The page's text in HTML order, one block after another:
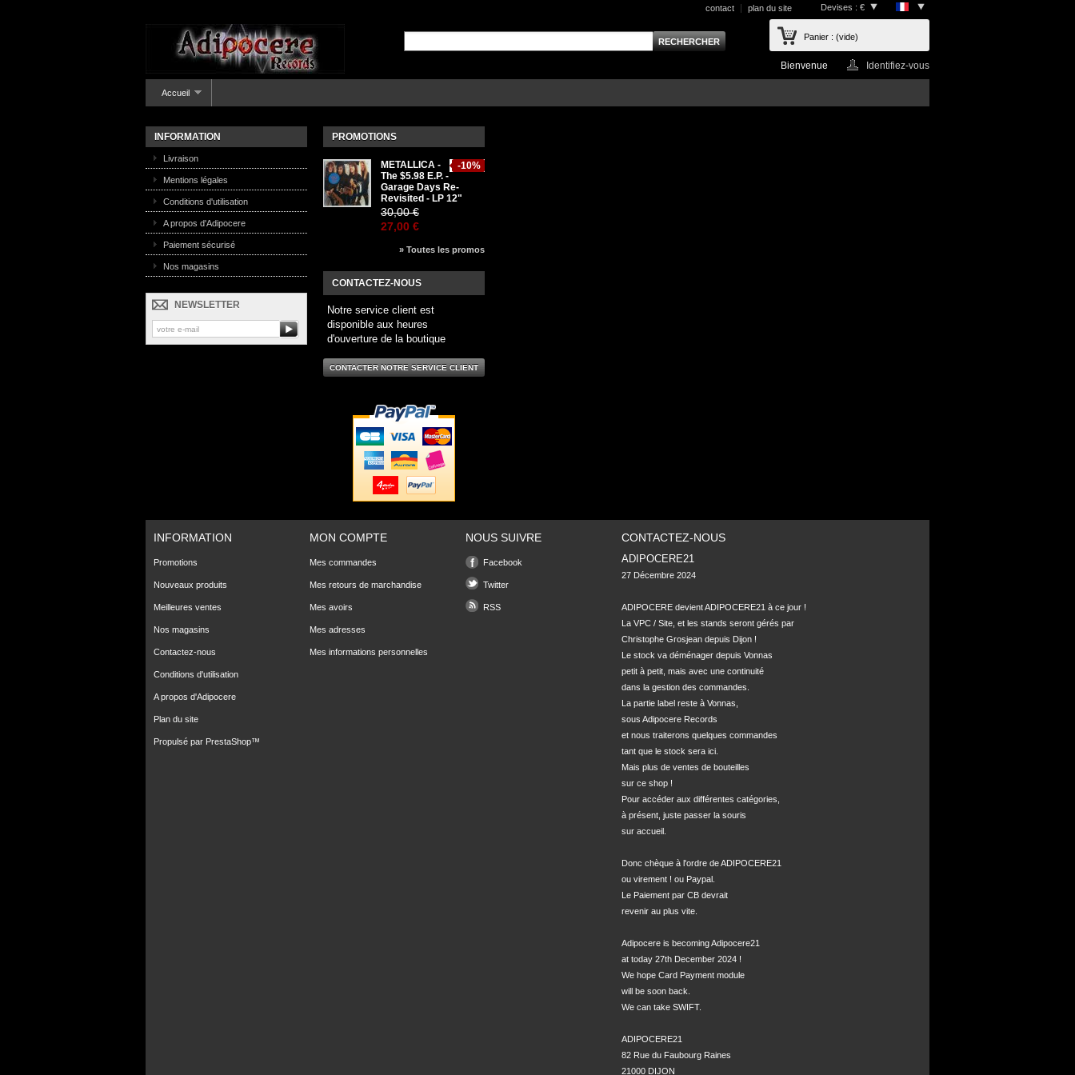
Devises : €
contact plan du site
Panier : (vide)
Bienvenue Identifiez-vous
Accueil
INFORMATION
Livraison
Mentions légales
Conditions d'utilisation
A propos d'Adipocere
Paiement sécurisé
Nos magasins
NEWSLETTER
PROMOTIONS
-10%
METALLICA -
The $5.98 E.P. -
Garage Days Re-
Revisited - LP 12"
30,00 €
27,00 €
» Toutes les promos
CONTACTEZ-NOUS
Notre service client est
disponible aux heures
d'ouverture de la boutique
CONTACTER NOTRE SERVICE CLIENT
INFORMATION
Promotions
Nouveaux produits
Meilleures ventes
Nos magasins
Contactez-nous
Conditions d'utilisation
A propos d'Adipocere
Plan du site
Propulsé par PrestaShop™
MON COMPTE
Mes commandes
Mes retours de marchandise
Mes avoirs
Mes adresses
Mes informations personnelles
NOUS SUIVRE
Facebook
Twitter
RSS
CONTACTEZ-NOUS
ADIPOCERE21
27 Décembre 2024
ADIPOCERE devient ADIPOCERE21 à ce jour !
La VPC / Site, et les stands seront gérés par
Christophe Grosjean depuis Dijon !
Le stock va déménager depuis Vonnas
petit à petit, mais avec une continuité
dans la gestion des commandes.
La partie label reste à Vonnas,
sous Adipocere Records
et nous traiterons quelques commandes
tant que le stock sera ici.
Mais plus de ventes de bouteilles
sur ce shop !
Pour accéder aux différentes catégories,
à présent, juste passer la souris
sur accueil.
Donc chèque à l'ordre de ADIPOCERE21
ou virement ! ou Paypal.
Le Paiement par CB devrait
revenir au plus vite.
Adipocere is becoming Adipocere21
at today 27th December 2024 !
We hope Card Payment module
will be soon back.
We can take SWIFT.
ADIPOCERE21
82 Rue du Faubourg Raines
21000 DIJON